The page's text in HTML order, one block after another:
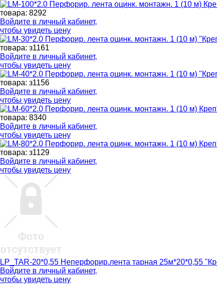
товара: 8292
Войдите в личный кабинет,
чтобы увидеть цену
товара: з1161
Войдите в личный кабинет,
чтобы увидеть цену
товара: з1156
Войдите в личный кабинет,
чтобы увидеть цену
товара: 8340
Войдите в личный кабинет,
чтобы увидеть цену
товара: з1129
Войдите в личный кабинет,
чтобы увидеть цену
LP_TAR-20*0,55 Неперфорир.лента тарная 25м*20*0,55
Войдите в личный кабинет,
чтобы увидеть цену